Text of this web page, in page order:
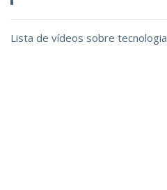
Lista de vídeos sobre tecnologia